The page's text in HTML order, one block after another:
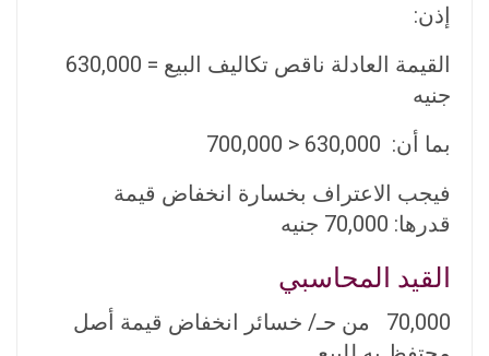
إذن:
القيمة العادلة ناقص تكاليف البيع = 630,000
جنيه
بما أن: 630,000 < 700,000
فيجب الاعتراف بخسارة انخفاض قيمة
قدرها: 70,000 جنيه
القيد المحاسبي
70,000 من حـ/ خسائر انخفاض قيمة أصل